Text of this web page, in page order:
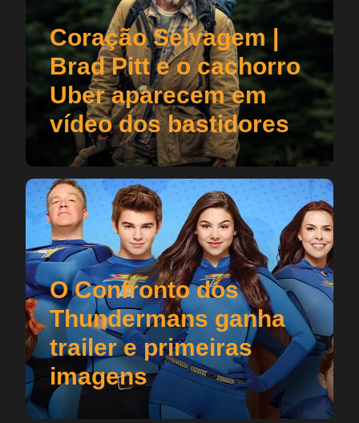
Coração Selvagem |
Brad Pitt e o cachorro
Uber aparecem em
vídeo dos bastidores
O Confronto dos
Thundermans ganha
trailer e primeiras
imagens